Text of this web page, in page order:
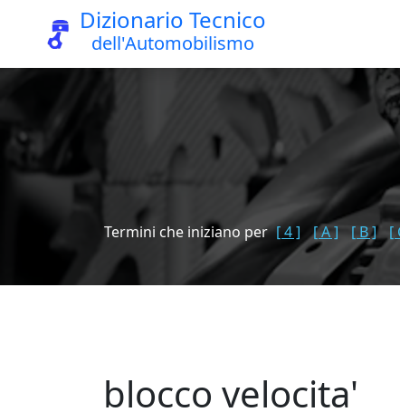
Dizionario Tecnico
dell'Automobilismo
Termini che iniziano per [ 4 ] [ A ] [ B ] [
blocco velocita'